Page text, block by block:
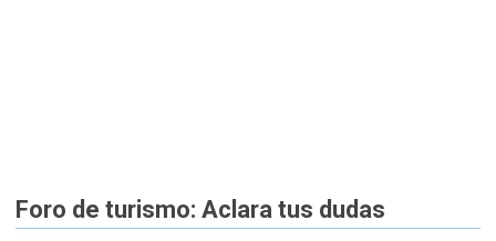
Foro de turismo: Aclara tus dudas